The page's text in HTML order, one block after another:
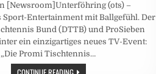
[Newsroom]Unterföhring (ots) –
Sport-Entertainment mit Ballgefühl. Der
Bund (DTTB) und ProSieben
ein einzigartiges neues TV-Event:
„Die Promi Tischtennis…